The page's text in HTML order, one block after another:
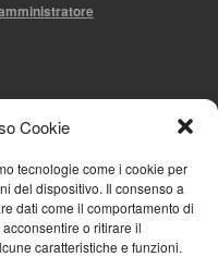
Cookie
tecnologie come i cookie per
del dispositivo. Il consenso a
dati come il comportamento di
o ritirare il
caratteristiche e funzioni.